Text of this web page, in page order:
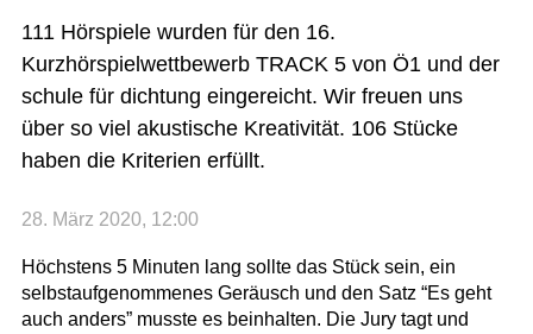
111 Hörspiele wurden für den 16.
Kurzhörspielwettbewerb TRACK 5 von Ö1 und der
schule für dichtung eingereicht. Wir freuen uns
über so viel akustische Kreativität. 106 Stücke
haben die Kriterien erfüllt.
28. März 2020, 12:00
Höchstens 5 Minuten lang sollte das Stück sein, ein
selbstaufgenommenes Geräusch und den Satz “Es geht
auch anders” musste es beinhalten. Die Jury tagt und